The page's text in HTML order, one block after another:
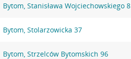
Bytom, Stanisława Wojciechowskiego 8
Bytom, Stolarzowicka 37
Bytom, Strzelców Bytomskich 96